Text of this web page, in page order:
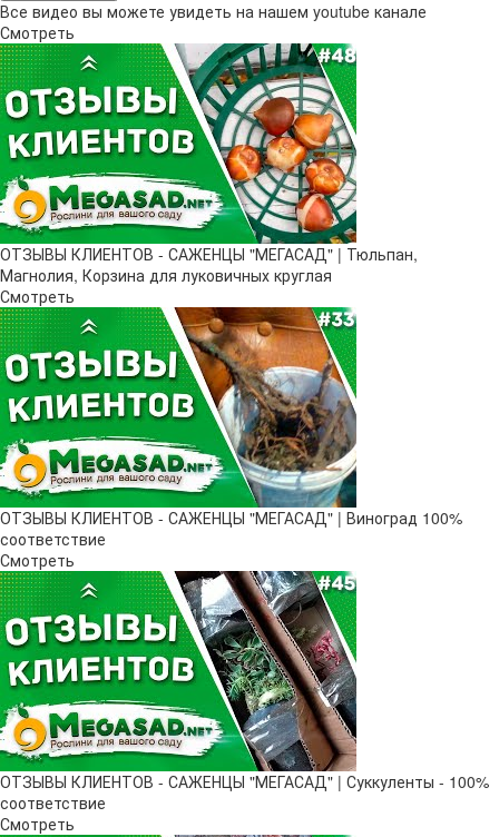
Все видео вы можете увидеть на нашем youtube канале
Смотреть
ОТЗЫВЫ КЛИЕНТОВ - САЖЕНЦЫ "МЕГАСАД" | Тюльпан,
Магнолия, Корзина для луковичных круглая
Смотреть
ОТЗЫВЫ КЛИЕНТОВ - САЖЕНЦЫ "МЕГАСАД" | Виноград 100%
соответствие
Смотреть
ОТЗЫВЫ КЛИЕНТОВ - САЖЕНЦЫ "МЕГАСАД" | Суккуленты - 100%
соответствие
Смотреть